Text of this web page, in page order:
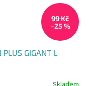
99 Kč
–25 %
GIGANT L